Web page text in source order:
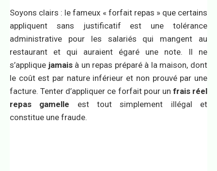
Soyons clairs : le fameux « forfait repas » que certains
appliquent sans justificatif est une tolérance
administrative pour les salariés qui mangent au
restaurant et qui auraient égaré une note. Il ne
s’applique jamaisà un repas préparé à la maison, dont
le coût est par nature inférieur et non prouvé par une
facture. Tenter d’appliquer ce forfait pour un frais réel
repas gamelle est tout simplement illégal et
constitue une fraude.